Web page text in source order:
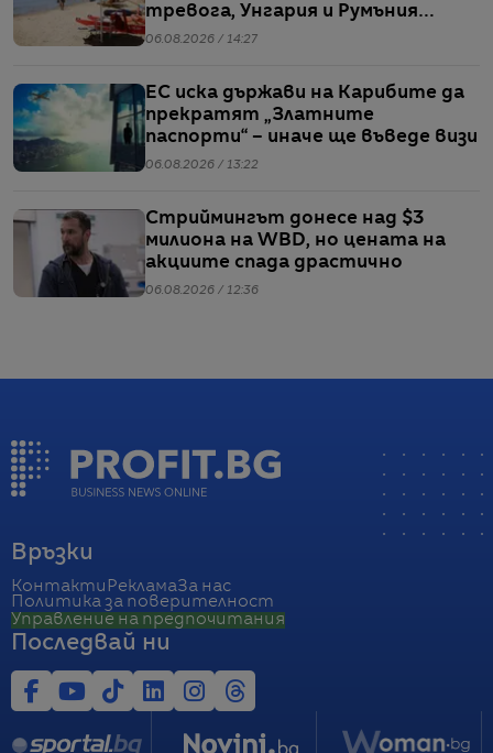
тревога, Унгария и Румъния
пестят електричество
06.08.2026 / 14:27
ЕС иска държави на Карибите да
прекратят „Златните
паспорти“ – иначе ще въведе визи
06.08.2026 / 13:22
Стриймингът донесе над $3
милиона на WBD, но цената на
акциите спада драстично
06.08.2026 / 12:36
Връзки
Контакти РекламаЗа нас
Политика за поверителност
Управление на предпочитания
Последвай ни